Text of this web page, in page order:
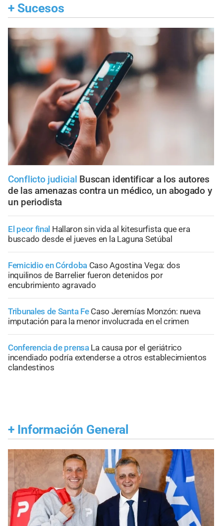
+ Sucesos
Conflicto judicial Buscan identificar a los autores
de las amenazas contra un médico, un abogado y
un periodista
El peor final Hallaron sin vida al kitesurfista que era
buscado desde el jueves en la Laguna Setúbal
Femicidio en Córdoba Caso Agostina Vega: dos
inquilinos de Barrelier fueron detenidos por
encubrimiento agravado
Tribunales de Santa Fe Caso Jeremías Monzón: nueva
imputación para la menor involucrada en el crimen
Conferencia de prensa La causa por el geriátrico
incendiado podría extenderse a otros establecimientos
clandestinos
+ Información General